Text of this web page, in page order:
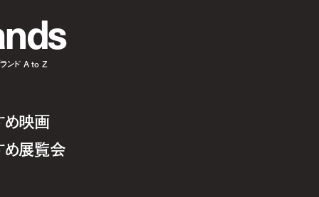
nds
ランド A to Z
映画
展覧会